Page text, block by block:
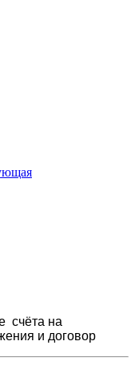
счёта на
и договор